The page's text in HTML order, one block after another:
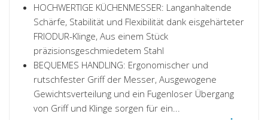
HOCHWERTIGE KÜCHENMESSER: Langanhaltende
Schärfe, Stabilität und Flexibilität dank eisgehärteter
FRIODUR-Klinge, Aus einem Stück
präzisionsgeschmiedetem Stahl
BEQUEMES HANDLING: Ergonomischer und
rutschfester Griff der Messer, Ausgewogene
Gewichtsverteilung und ein Fugenloser Übergang
von Griff und Klinge sorgen für ein...